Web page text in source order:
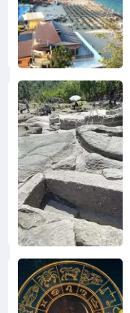
Снимка:
Bulgaria ON
AIR